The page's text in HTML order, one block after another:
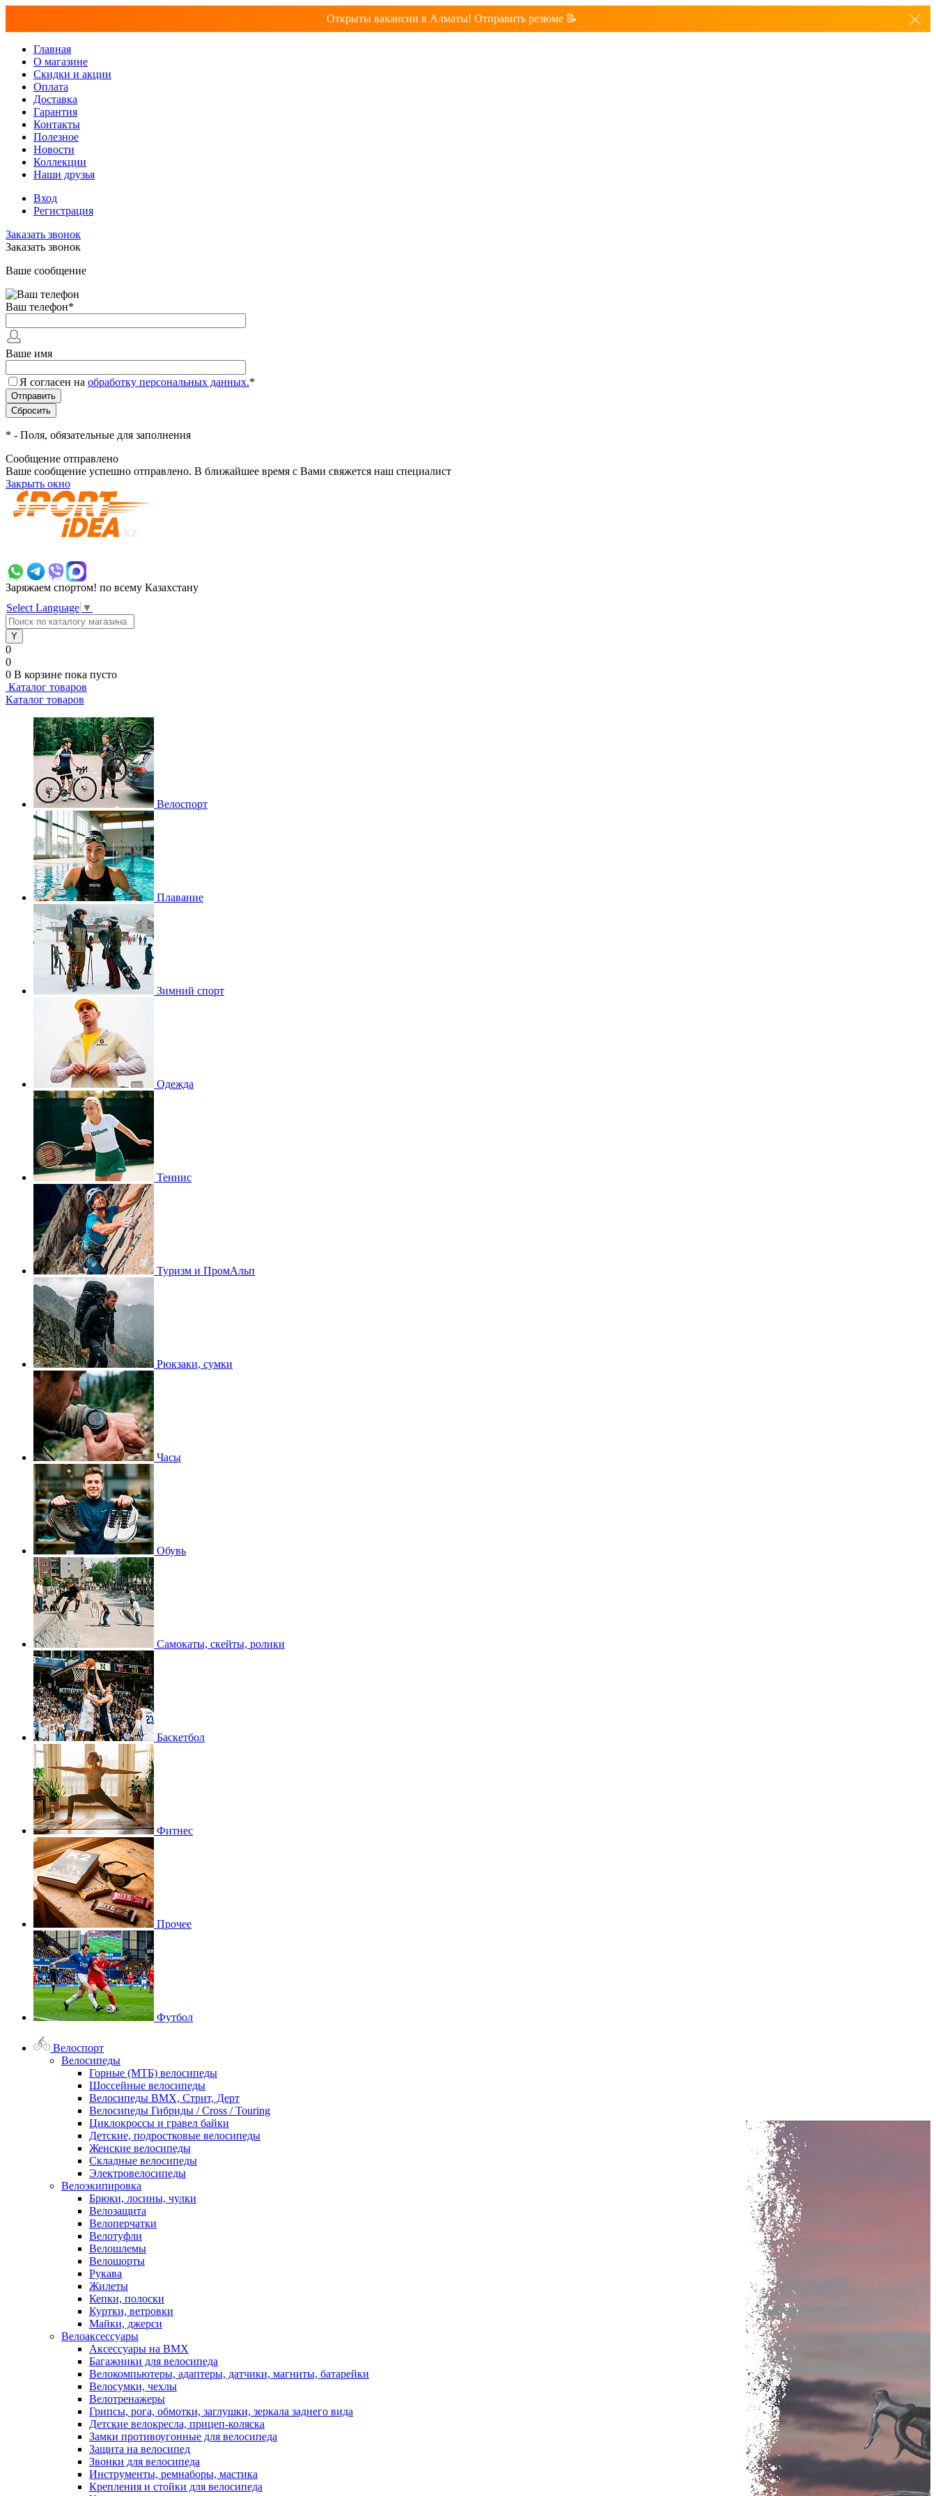
Открыты вакансии в Алматы! Отправить резюме 📝
Главная
О магазине
Скидки и акции
Оплата
Доставка
Гарантия
Контакты
Полезное
Новости
Коллекции
Наши друзья
Вход
Регистрация
Заказать звонок
Заказать звонок
Ваше сообщение
Ваш телефон*
Ваше имя
Я согласен на обработку персональных данных.*
* - Поля, обязательные для заполнения
Сообщение отправлено
Ваше сообщение успешно отправлено. В ближайшее время с Вами свяжется наш специалист
Закрыть окно
Заряжаем спортом! по всему Казахстану
Select Language ▼
0
0
0 В корзине пока пусто
Каталог товаров
Каталог товаров
Велоспорт
Плавание
Зимний спорт
Одежда
Теннис
Туризм и ПромАльп
Рюкзаки, сумки
Часы
Обувь
Самокаты, скейты, ролики
Баскетбол
Фитнес
Прочее
Футбол
Велоспорт
Велосипеды
Горные (МТБ) велосипеды
Шоссейные велосипеды
Велосипеды BMX, Стрит, Дерт
Велосипеды Гибриды / Cross / Touring
Циклокроссы и гравел байки
Детские, подростковые велосипеды
Женские велосипеды
Складные велосипеды
Электровелосипеды
Велоэкипировка
Брюки, лосины, чулки
Велозащита
Велоперчатки
Велотуфли
Велошлемы
Велошорты
Рукава
Жилеты
Кепки, полоски
Куртки, ветровки
Майки, джерси
Велоаксессуары
Аксессуары на BMX
Багажники для велосипеда
Велокомпьютеры, адаптеры, датчики, магниты, батарейки
Велосумки, чехлы
Велотренажеры
Грипсы, рога, обмотки, заглушки, зеркала заднего вида
Детские велокресла, прицеп-коляска
Замки противоугонные для велосипеда
Защита на велосипед
Звонки для велосипеда
Инструменты, ремнаборы, мастика
Крепления и стойки для велосипеда